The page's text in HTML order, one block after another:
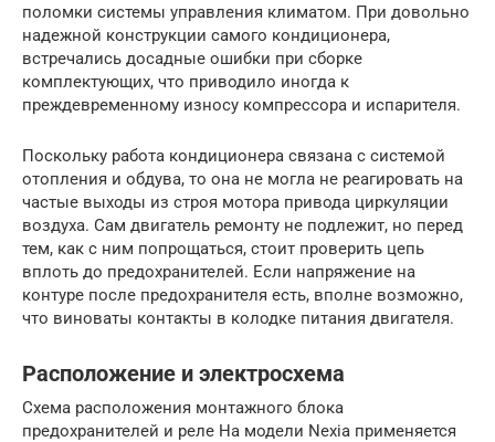
поломки системы управления климатом. При довольно
надежной конструкции самого кондиционера,
встречались досадные ошибки при сборке
комплектующих, что приводило иногда к
преждевременному износу компрессора и испарителя.
Поскольку работа кондиционера связана с системой
отопления и обдува, то она не могла не реагировать на
частые выходы из строя мотора привода циркуляции
воздуха. Сам двигатель ремонту не подлежит, но перед
тем, как с ним попрощаться, стоит проверить цепь
вплоть до предохранителей. Если напряжение на
контуре после предохранителя есть, вполне возможно,
что виноваты контакты в колодке питания двигателя.
Расположение и электросхема
Схема расположения монтажного блока
предохранителей и реле На модели Nexia применяется